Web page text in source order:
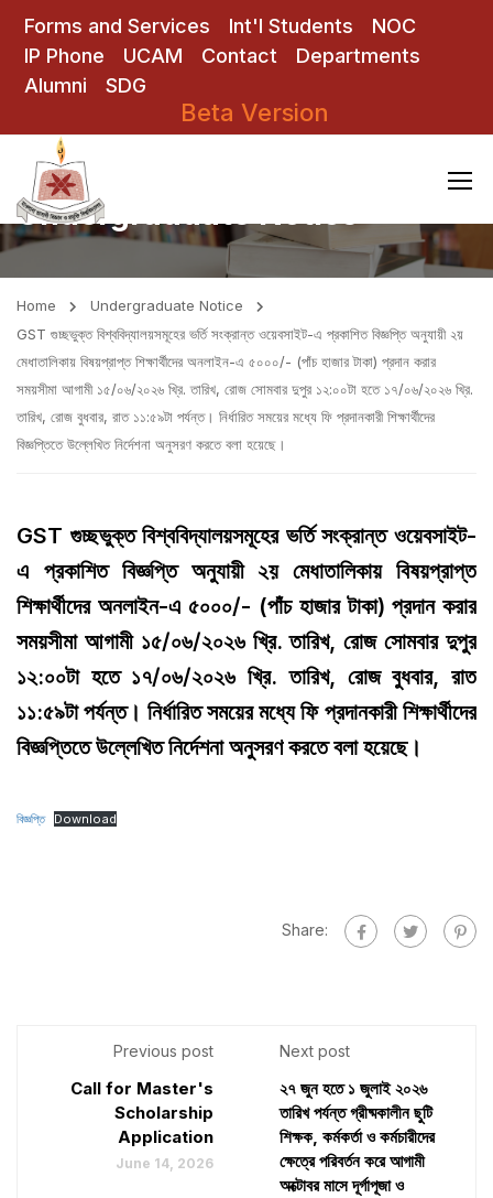
Forms and Services Int'l Students
NOC
IP Phone
UCAM Contact
Departments
Alumni
SDG
Beta Version
Undergraduate Notice
Home
Undergraduate Notice
GST গুচ্ছভুক্ত বিশ্ববিদ্যালয়সমূহের ভর্তি সংক্রান্ত ওয়েবসাইট-এ প্রকাশিত বিজ্ঞপ্তি অনুযায়ী ২য়
মেধাতালিকায় বিষয়প্রাপ্ত শিক্ষার্থীদের অনলাইন-এ ৫০০০/- (পাঁচ হাজার টাকা) প্রদান করার
সময়সীমা আগামী ১৫/০৬/২০২৬ খ্রি. তারিখ, রোজ সোমবার দুপুর ১২:০০টা হতে ১৭/০৬/২০২৬ খ্রি.
তারিখ, রোজ বুধবার, রাত ১১:৫৯টা পর্যন্ত। নির্ধারিত সময়ের মধ্যে ফি প্রদানকারী শিক্ষার্থীদের
বিজ্ঞপ্তিতে উল্লেখিত নির্দেশনা অনুসরণ করতে বলা হয়েছে।
GST গুচ্ছভুক্ত বিশ্ববিদ্যালয়সমূহের ভর্তি সংক্রান্ত ওয়েবসাইট-
এ প্রকাশিত বিজ্ঞপ্তি অনুযায়ী ২য় মেধাতালিকায় বিষয়প্রাপ্ত
শিক্ষার্থীদের অনলাইন-এ ৫০০০/- (পাঁচ হাজার টাকা) প্রদান করার
সময়সীমা আগামী ১৫/০৬/২০২৬ খ্রি. তারিখ, রোজ সোমবার দুপুর
১২:০০টা হতে ১৭/০৬/২০২৬ খ্রি. তারিখ, রোজ বুধবার, রাত
১১:৫৯টা পর্যন্ত। নির্ধারিত সময়ের মধ্যে ফি প্রদানকারী শিক্ষার্থীদের
বিজ্ঞপ্তিতে উল্লেখিত নির্দেশনা অনুসরণ করতে বলা হয়েছে।
বিজ্ঞপ্তি Download
Share:
Previous post
Call for Master's
Scholarship
Application
June 14, 2026
Next post
২৭ জুন হতে ১ জুলাই ২০২৬
তারিখ পর্যন্ত গ্রীষ্মকালীন ছুটি
শিক্ষক, কর্মকর্তা ও কর্মচারীদের
ক্ষেত্রে পরিবর্তন করে আগামী
অক্টোবর মাসে দূর্গাপূজা ও